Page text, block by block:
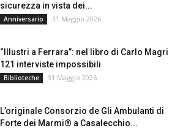
sicurezza in vista dei...
Anniversario 31 Maggio 2026
“Illustri a Ferrara”: nel libro di Carlo Magri
121 interviste impossibili
Biblioteche 31 Maggio 2026
L’originale Consorzio de Gli Ambulanti di
Forte dei Marmi® a Casalecchio...